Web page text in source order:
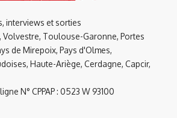
interviews et sorties
Volvestre, Toulouse-Garonne, Portes
de Mirepoix, Pays d'Olmes,
Haute-Ariège, Cerdagne, Capcir,
N° CPPAP : 0523 W 93100